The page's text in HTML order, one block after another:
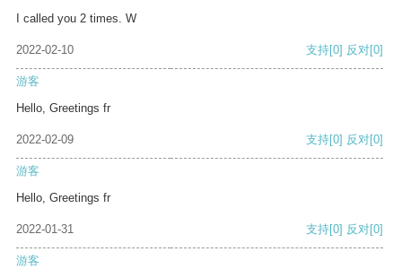
I called you 2 times. W
2022-02-10 支持[0] 反对[0]
游客
Hello, Greetings fr
2022-02-09 支持[0] 反对[0]
游客
Hello, Greetings fr
2022-01-31 支持[0] 反对[0]
游客